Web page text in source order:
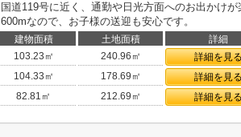
国道119号に近く、通勤や日光方面へのお出かけ
600mなので、お子様の送迎も安心です。
建物面積 土地面積 詳細
103.23㎡ 240.96㎡ 詳細を見
104.33㎡ 178.69㎡ 詳細を見
82.81㎡ 212.69㎡ 詳細を見